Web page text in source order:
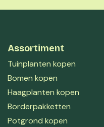
Assortiment
Tuinplanten kopen
Bomen kopen
Haagplanten kopen
Borderpakketten
Potgrond kopen